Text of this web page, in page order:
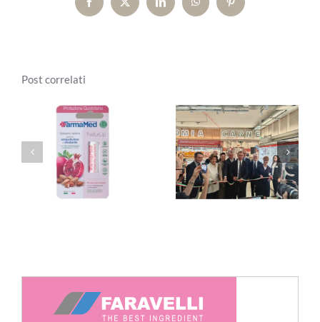
FacebookX LinkedInWhatsAppPinterest
Post correlati